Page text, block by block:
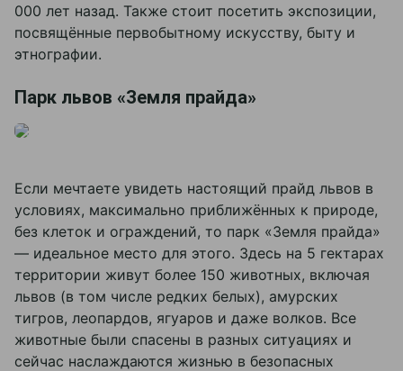
000 лет назад. Также стоит посетить экспозиции,
посвящённые первобытному искусству, быту и
этнографии.
Парк львов «Земля прайда»
Если мечтаете увидеть настоящий прайд львов в
условиях, максимально приближённых к природе,
без клеток и ограждений, то парк «Земля прайда»
— идеальное место для этого. Здесь на 5 гектарах
территории живут более 150 животных, включая
львов (в том числе редких белых), амурских
тигров, леопардов, ягуаров и даже волков. Все
животные были спасены в разных ситуациях и
сейчас наслаждаются жизнью в безопасных